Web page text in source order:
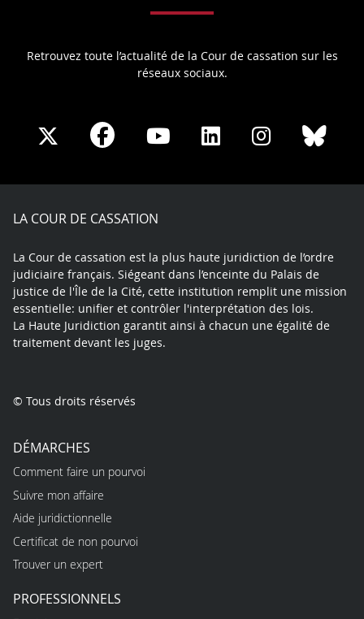
Retrouvez toute l’actualité de la Cour de cassation sur les
réseaux sociaux.
Share
X
Share
Facebook
Share
Youtube
Share
LinkedIn
Share
Instagram
LA COUR DE CASSATION
La Cour de cassation est la plus haute juridiction de l’ordre
judiciaire français. Siégeant dans l’enceinte du Palais de
justice de l'Île de la Cité, cette institution remplit une mission
essentielle: unifier et contrôler l'interprétation des lois.
La Haute Juridiction garantit ainsi à chacun une égalité de
traitement devant les juges.
© Tous droits réservés
DÉMARCHES
Comment faire un pourvoi
Suivre mon affaire
Aide juridictionnelle
Certificat de non pourvoi
Trouver un expert
PROFESSIONNELS